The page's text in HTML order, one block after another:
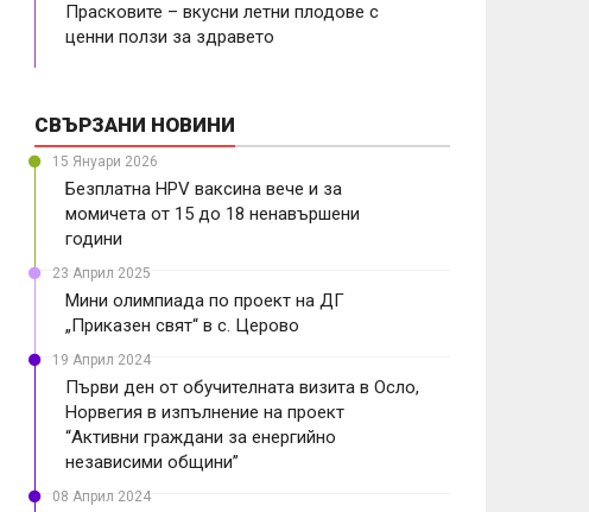
Прасковите – вкусни летни плодове с
ценни ползи за здравето
СВЪРЗАНИ НОВИНИ
15 Януари 2026
Безплатна HPV ваксина вече и за
момичета от 15 до 18 ненавършени
години
23 Април 2025
Мини олимпиада по проект на ДГ
„Приказен свят“ в с. Церово
19 Април 2024
Първи ден от обучителната визита в Осло,
Норвегия в изпълнение на проект
“Активни граждани за енергийно
независими общини”
08 Април 2024